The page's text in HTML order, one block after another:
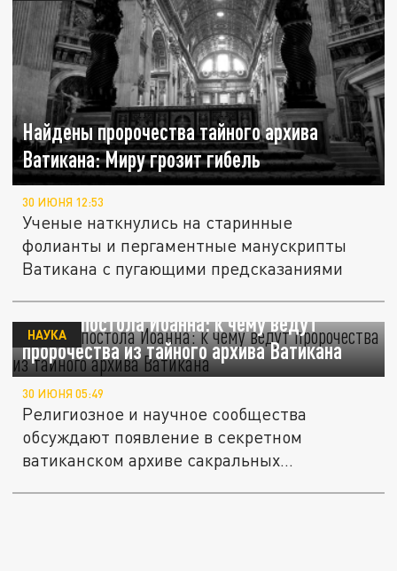
Найдены пророчества тайного архива
Ватикана: Миру грозит гибель
30 ИЮНЯ 12:53
Ученые наткнулись на старинные
фолианты и пергаментные манускрипты
Ватикана с пугающими предсказаниями
Карта апостола Иоанна: к чему ведут
пророчества из тайного архива Ватикана
НАУКА
30 ИЮНЯ 05:49
Религиозное и научное сообщества
обсуждают появление в секретном
ватиканском архиве сакральных